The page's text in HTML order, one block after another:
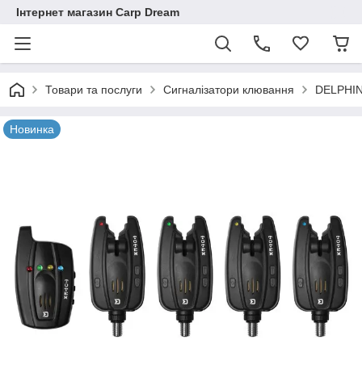
Інтернет магазин Carp Dream
Товари та послуги Сигналізатори клювання
Новинка